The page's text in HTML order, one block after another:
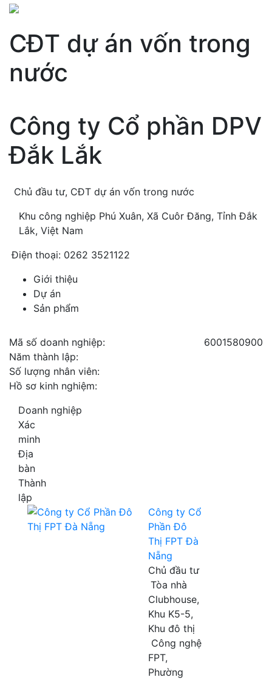
CĐT dự án vốn trong
nước
Công ty Cổ phần DPV
Đắk Lắk
Chủ đầu tư, CĐT dự án vốn trong nước
Khu công nghiệp Phú Xuân, Xã Cuôr Đăng, Tỉnh Đắk
Lắk, Việt Nam
Điện thoại: 0262 3521122
Giới thiệu
Dự án
Sản phẩm
Mã số doanh nghiệp:
6001580900
Năm thành lập:
Số lượng nhân viên:
Hồ sơ kinh nghiệm:
Doanh nghiệp
Xác
minh
Địa
bàn
Thành
lập
Công ty Cổ
Phần Đô
Thị FPT Đà
Nẵng
Chủ đầu tư
Tòa nhà
Clubhouse,
Khu K5-5,
Khu đô thị
Công nghệ
FPT,
Phường